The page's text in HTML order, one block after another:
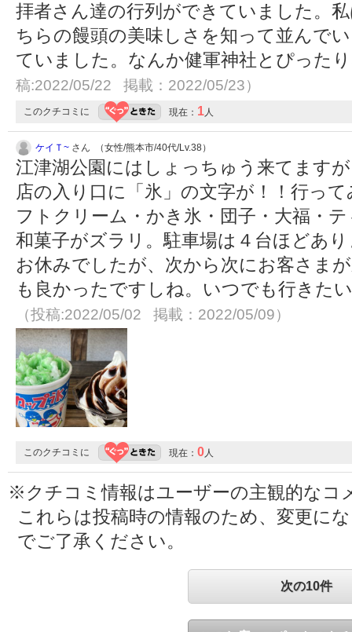
拝者さん達の行列ができていました。
ちらの饅頭の美味しさを知って並んで
ていました。なんか健軍神社とぴった
稿:2022/05/22 掲載：2022/05/23）
このクチコミに 現在： 1人
ケイＴ~ さん （女性/熊本市/40代/Lv.38）
江津湖公園にはしょっちゅう来てます
店の入り口に「氷」の文字が！！行っ
フトクリーム・かき氷・団子・大福・
和菓子がズラリ。駐車場は４台ほどあ
お休みでしたが、次から次にお客さま
も良かったですしね。いつでも行きた
（投稿:2022/05/02 掲載：2022/05/09）
このクチコミに 現在： 0人
※クチコミ情報はユーザーの主観的なコ
これらは投稿時の情報のため、変更に
でご了承ください。
次の10件